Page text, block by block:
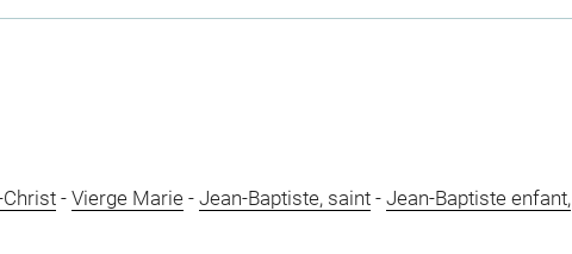
- Vierge Marie- Jean-Baptiste, saint- Jean-Baptiste enfant,